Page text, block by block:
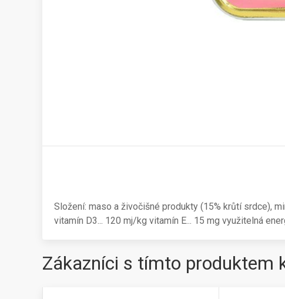
Složení: maso a živočišné produkty (15% krůtí srdce),
vitamín D3... 120 mj/kg vitamín E... 15 mg využitelná
Zákazníci s tímto produktem